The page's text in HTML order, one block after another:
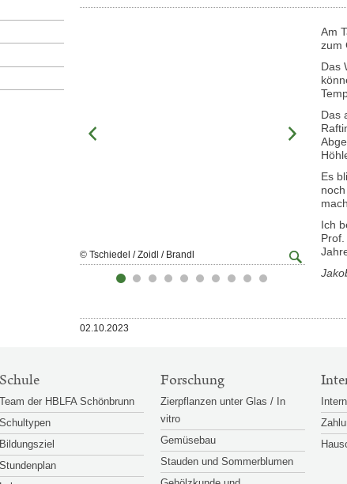
Großansicht© Tschiedel / Zoidl / Brandl
Großansicht
öffnen
©
Am
zum
Das
Das
Es
Ich
Veröffentlicht
02.10.2023
Schule
Team der HBLFA Schönbrunn
Schultypen
Bildungsziel
Stundenplan
Forschung
Zierpflanzen unter Glas / In
vitro
Gemüsebau
Stauden und Sommerblumen